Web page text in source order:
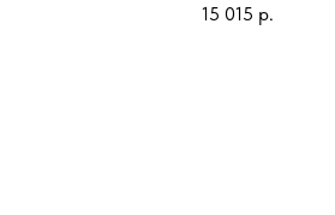
15 015 р.